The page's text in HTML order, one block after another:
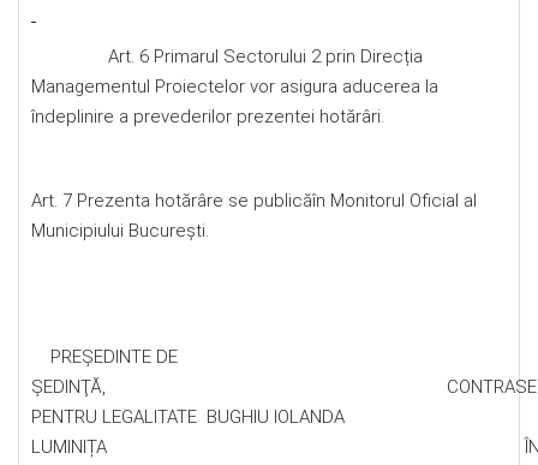
Art. 6 Primarul Sectorului 2 prin Direcția
Managementul Proiectelor vor asigura aducerea la
îndeplinire a prevederilor prezentei hotărâri.
Art. 7 Prezenta hotărâre se publicăîn Monitorul Oficial al
Municipiului București.
PREŞEDINTE DE
ŞEDINŢĂ,
PENTRU LEGALITATE BUGHIU IOLANDA
LUMINIȚA